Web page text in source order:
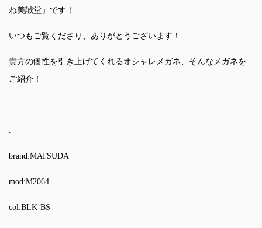
ね美誠堂」です！
いつもご覧くださり、ありがとうございます！
貴方の個性を引き上げてくれるオシャレメガネ、そんなメガネを
ご紹介！
.
.
brand:MATSUDA
mod:M2064
col:BLK-BS